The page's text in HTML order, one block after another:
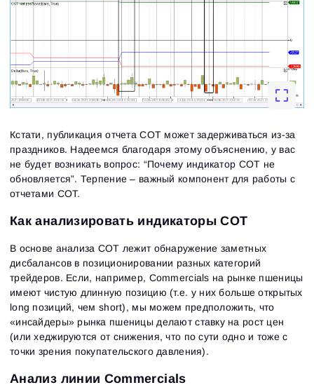
Кстати, публикация отчета СОТ может задерживаться из-за
праздников. Надеемся благодаря этому объяснению, у вас
не будет возникать вопрос: “Почему индикатор СОТ не
обновляется”. Терпение – важный компонент для работы с
отчетами СОТ.
Как анализировать индикаторы COT
В основе анализа COT лежит обнаружение заметных
дисбалансов в позиционировании разных категорий
трейдеров. Если, например, Commercials на рынке пшеницы
имеют чистую длинную позицию (т.е. у них больше открытых
long позиций, чем short), мы можем предположить, что
«инсайдеры» рынка пшеницы делают ставку на рост цен
(или хеджируются от снижения, что по сути одно и тоже с
точки зрения покупательского давления).
Анализ линии Commercials